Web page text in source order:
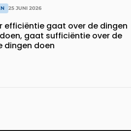
25 JUNI 2026
efficiëntie gaat over de dingen
gaat sufficiëntie over de
dingen doen